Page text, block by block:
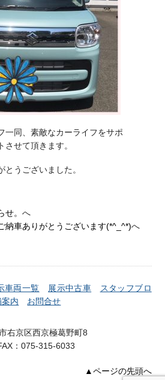
一同、素敵なカーライフをサポ
させて頂きます。
とうございました。
。 へ
納車ありがとうございます(*^_^*)へ
車両一覧 展示中古車
スタッフブロ
案内 お問合せ
右京区西京極葛野町8
：075-315-6033
▲ページの先頭へ